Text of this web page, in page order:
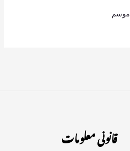
موسم
قانونی معلومات